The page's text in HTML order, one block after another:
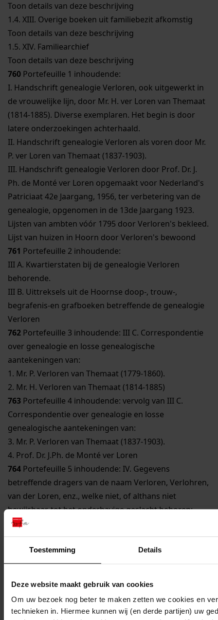
Toestemming Details
Deze website maakt gebruik van cookies
Om uw bezoek nog beter te maken zetten we cookies en
technieken in. Hiermee kunnen wij (en derde partijen) uw
Toon details van deze beschrijving
1.4. XIII. Overige boeken uit familiebezit afkomstig
Toon details van deze beschrijving
1.5. XIV. Familiearchief
Toon details van deze beschrijving
760 Portefeuille 1 inhoudende:
I. Handschrift genealogie Verloren, ook uitgewerkt in
de vrouwelijke lijn, door Mr. H. ver Loren van Themaat
(1814-1885). Diverse exemplaren. Het begin is door
latere onderzoekingen achterhaald.
II. Handschrift genealogie Verloren als voren door Mr.
P. ver Loren van Themaat (1837-1903).
III. Handschrift genealogie Verloren door Prof. Dr. J.
Ph. de Monté ver Loren opgemaakt voor Nederland's
Patriciaat 42e Jaargang, 1956, ter verbetering van de
genealogie, opgenomen in de 13de Jaargang 1923.
Lijsten van ambten vóór 1795 door Verloren's bekleed.
Lijst van huizen in Hoorn door Verloren's bewoond
761 Portefeuille 2 inhoudende:
III A. Kwartierstaten bij de genealogie Verloren
behorende.
III B. Uittreksels uit de Hoornse doop-, trouw-,
begrafenis-en grafboeken betreffende de genealogie
Verloren
762 Portefeuille 3 inhoudende: III C. Correspondentie
over genealogie en losse genealogische
aantekeningen van:
1. Mr. P. Verloren van Themaat (1779-1860).
2. Mr. H. Verloren van Themaat (1814-1885)
763 Portefeuille 4 inhoudende: vervolg van III C.
Correspondentie over genealogie en losse
genealogische aantekeningen van:
3. Mr. P. Verloren van Themaat (1837-1903).
4. Prof. Dr. J.Ph. de Monté ver Loren
764 Portefeuille 5 inhoudende: IV. Gegevens
betreffende dragers van de naam Verloren, Verlohren,
van der Loren, enz., welke niet, of althans niet
bewijsbaar, tot het onderhavige geslacht behoren:
A. niet aan te sluiten Noord-Hollandse Verloren's.
B. dito Dordrechtse en andere Zuid-Hollandse
Verloren's.
C. dito Vlaamse Verloren's en van der Loren's.
E. van Lore's en von Lore's in Utrecht, Engeland en
Westfalen.